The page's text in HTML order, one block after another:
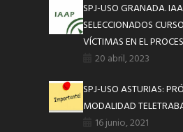
SPJ-USO GRANADA.
SELECCIONADOS
VÍCTIMAS EN EL
20 abril, 2023
SPJ-USO ASTURIAS:
MODALIDAD
16 junio, 2021